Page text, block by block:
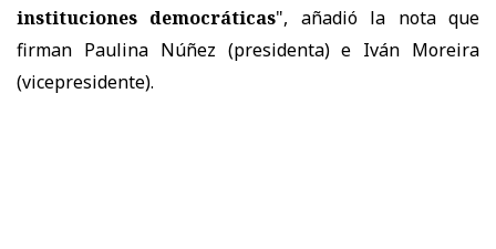
instituciones democráticas", añadió la nota que
firman Paulina Núñez (presidenta) e Iván Moreira
(vicepresidente).